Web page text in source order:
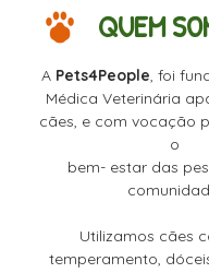
QUEM
A Pets4People, foi
Médica Veterinária
cães, e com vocação
o
bem- estar das
Utilizamos cães
temperamento,